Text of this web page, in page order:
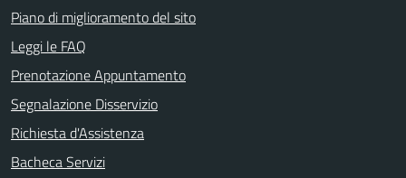
Piano di miglioramento del sito
Leggi le FAQ
Prenotazione Appuntamento
Segnalazione Disservizio
Richiesta d'Assistenza
Bacheca Servizi